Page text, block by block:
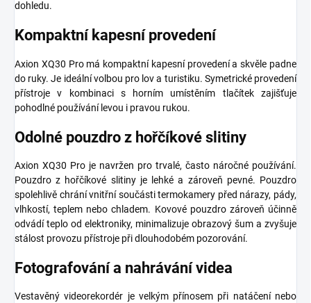
dohledu.
Kompaktní kapesní provedení
Axion XQ30 Pro má kompaktní kapesní provedení a skvěle padne
do ruky. Je ideální volbou pro lov a turistiku. Symetrické provedení
přístroje v kombinaci s horním umístěním tlačítek zajišťuje
pohodlné používání levou i pravou rukou.
Odolné pouzdro z hořčíkové slitiny
Axion XQ30 Pro je navržen pro trvalé, často náročné používání.
Pouzdro z hořčíkové slitiny je lehké a zároveň pevné. Pouzdro
spolehlivě chrání vnitřní součásti termokamery před nárazy, pády,
vlhkostí, teplem nebo chladem. Kovové pouzdro zároveň účinně
odvádí teplo od elektroniky, minimalizuje obrazový šum a zvyšuje
stálost provozu přístroje při dlouhodobém pozorování.
Fotografování a nahrávání videa
Vestavěný videorekordér je velkým přínosem při natáčení nebo